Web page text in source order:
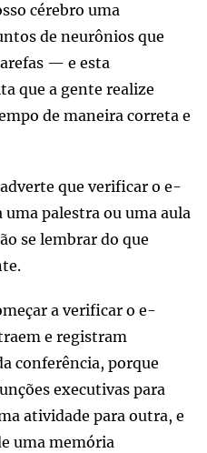
cérebro uma
de neurônios que
— e esta
que a gente realize
de maneira correta e
que verificar o e-
palestra ou uma aula
se lembrar do que
a verificar o e-
e registram
conferência, porque
executivas para
atividade para outra, e
uma memória